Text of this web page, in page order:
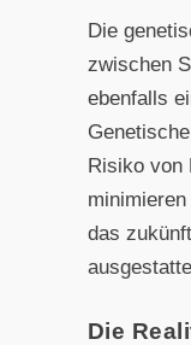
Die
zwischen
ebenfalls
Risiko von
das
Die